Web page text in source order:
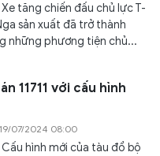
tăng chiến đấu chủ lực T-
sản xuất đã trở thành
những phương tiện chủ...
11711 với cấu hình
19/07/2024 08:00
hình mới của tàu đổ bộ